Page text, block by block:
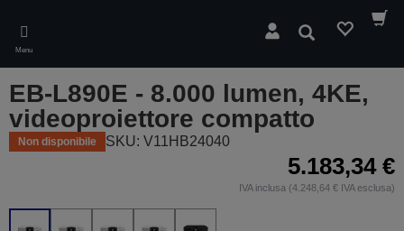
main
content
Menu
Cerca
EB-L890E - 8.000 lumen, 4KE,
videoproiettore compatto
Non disponibile SKU: V11HB24040
5.183,34 €
IVA inclusa (4.248,64 € IVA esclusa)